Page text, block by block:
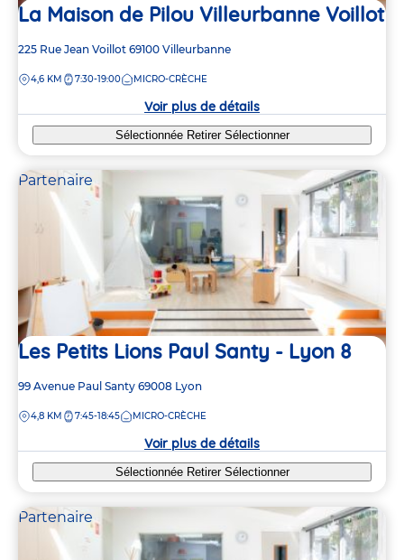
La Maison de Pilou Villeurbanne Voillot
Adresse
la
225 Rue Jean Voillot 69100 Villeurbanne
DISTANCE
4,6 KM 7:30-19:00 MICRO-CRÈCHE
Voir plus de détails
Sélectionnée Retirer Sélectionner
Partenaire
Les Petits Lions Paul Santy - Lyon 8
Adresse
la
99 Avenue Paul Santy 69008 Lyon
DISTANCE
4,8 KM 7:45-18:45 MICRO-CRÈCHE
Voir plus de détails
Sélectionnée Retirer Sélectionner
Partenaire